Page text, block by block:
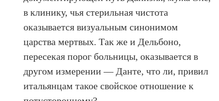
в клинику, чья стерильная чистота
оказывается визуальным синонимом
царства мертвых. Так же и Дельбоно,
пересекая порог больницы, оказывается в
другом измерении — Данте, что ли, привил
итальянцам такое свойское отношение к